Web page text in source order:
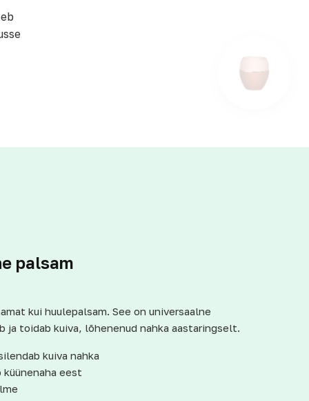
palsam
kui huulepalsam. See on universaalne
ja toidab kuiva, lõhenenud nahka aastaringselt.
kuiva nahka
eest